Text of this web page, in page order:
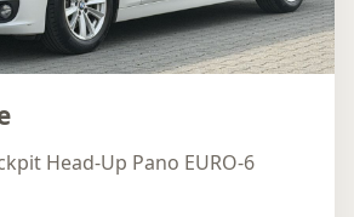
Head-Up Pano EURO-6